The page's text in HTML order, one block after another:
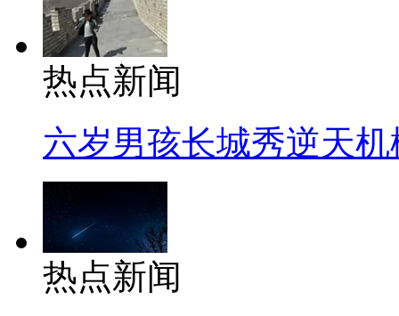
热点新闻
六岁男孩长城秀逆天机
热点新闻